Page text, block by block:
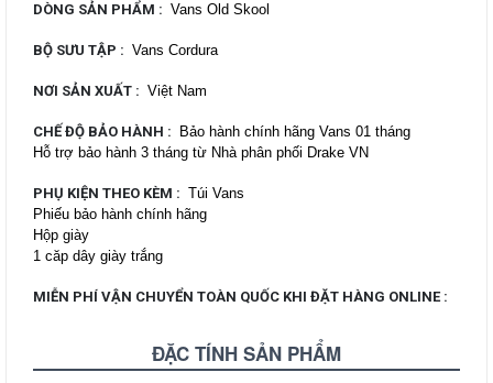
DÒNG SẢN PHẨM : Vans Old Skool
BỘ SƯU TẬP : Vans Cordura
NƠI SẢN XUẤT : Việt Nam
CHẾ ĐỘ BẢO HÀNH :
Bảo hành chính hãng Vans 01 tháng
Hỗ trợ bảo hành 3 tháng từ Nhà phân phối Drake VN
PHỤ KIỆN THEO KÈM : Túi Vans
Phiếu bảo hành chính hãng
Hộp giày
1 căp dây giày trắng
MIỄN PHÍ VẬN CHUYỂN TOÀN QUỐC KHI ĐẶT HÀNG ONLINE :
ĐẶC TÍNH SẢN PHẨM